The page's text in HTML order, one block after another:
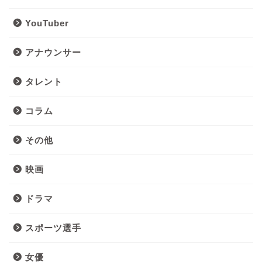
YouTuber
アナウンサー
タレント
コラム
その他
映画
ドラマ
スポーツ選手
女優